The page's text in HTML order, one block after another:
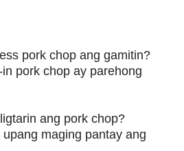
pork chop ang gamitin?
pork chop ay parehong
ang pork chop?
maging pantay ang